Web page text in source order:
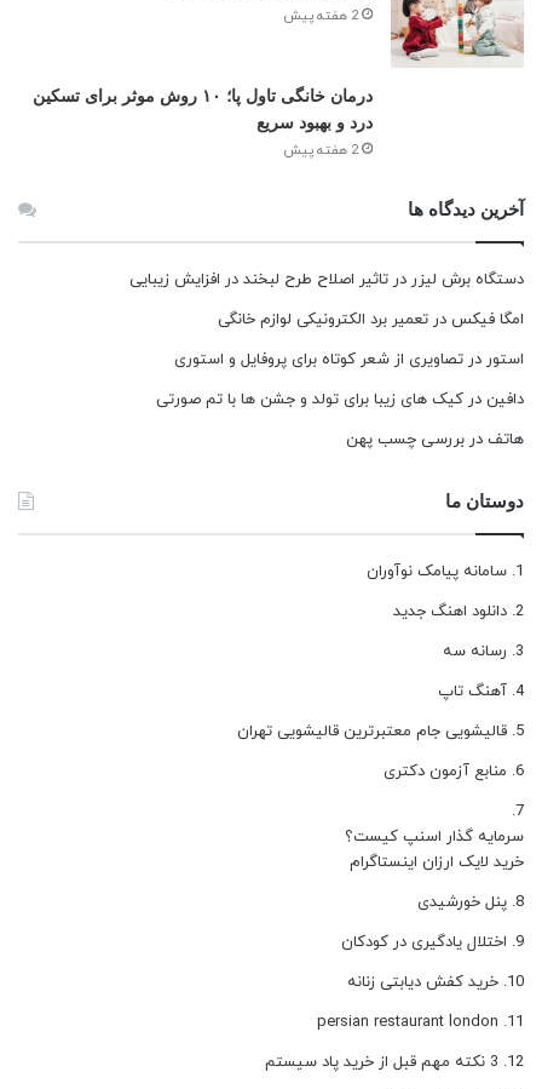
2 هفته پیش
درمان خانگی تاول پا؛ ۱۰ روش موثر برای تسکین
درد و بهبود سریع
2 هفته پیش
آخرین دیدگاه ها
دستگاه برش لیزر در تاثیر اصلاح طرح لبخند در افزایش زیبایی
امگا فیکس در تعمیر برد الکترونیکی لوازم خانگی
استور در تصاویری از شعر کوتاه برای پروفایل و استوری
دافین در کیک های زیبا برای تولد و جشن ها با تم صورتی
هاتف در بررسی چسب پهن
دوستان ما
سامانه پیامک نوآوران
دانلود اهنگ جدید
رسانه سه
آهنگ تاپ
قالیشویی جام معتبرترین قالیشویی تهران
منابع آزمون دکتری
سرمایه گذار اسنپ کیست؟
خرید لایک ارزان اینستاگرام
پنل خورشیدی
اختلال یادگیری در کودکان
خرید کفش دیابتی زنانه
persian restaurant london
3 نکته مهم قبل از خرید پاد سیستم